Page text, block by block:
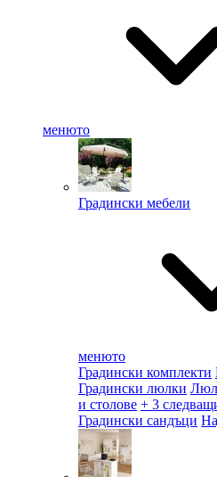
менюто
Градински мебели
менюто
Градински комплекти
Градински люлки
и столове + 3
Градински сандъци